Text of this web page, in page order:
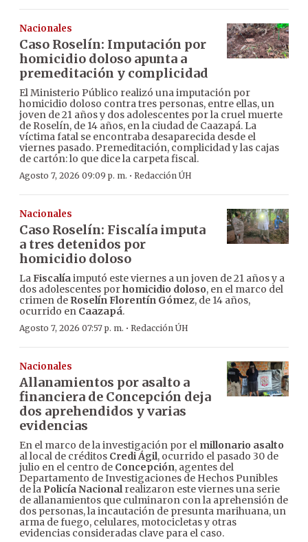
Nacionales
Caso Roselín: Imputación por
homicidio doloso apunta a
premeditación y complicidad
El Ministerio Público realizó una imputación por
homicidio doloso contra tres personas, entre ellas, un
joven de 21 años y dos adolescentes por la cruel muerte
de Roselín, de 14 años, en la ciudad de Caazapá. La
víctima fatal se encontraba desaparecida desde el
viernes pasado. Premeditación, complicidad y las cajas
de cartón: lo que dice la carpeta fiscal.
Agosto 7, 2026 09:09 p. m. · Redacción ÚH
Nacionales
Caso Roselín: Fiscalía imputa
a tres detenidos por
homicidio doloso
LaFiscalíaimputó este viernes a un joven de 21 años y a
dos adolescentes porhomicidio doloso, en el marco del
crimen de Roselín Florentín Gómez, de 14 años,
ocurrido en Caazapá.
Agosto 7, 2026 07:57 p. m. · Redacción ÚH
Nacionales
Allanamientos por asalto a
financiera de Concepción deja
dos aprehendidos y varias
evidencias
En el marco de la investigación por el millonario asalto
al local de créditos Credi Ágil, ocurrido el pasado 30 de
julio en el centro de Concepción, agentes del
Departamento de Investigaciones de Hechos Punibles
de la Policía Nacionalrealizaron este viernes una serie
de allanamientos que culminaron con la aprehensión de
dos personas, la incautación de presunta marihuana, un
arma de fuego, celulares, motocicletas y otras
evidencias consideradas clave para el caso.